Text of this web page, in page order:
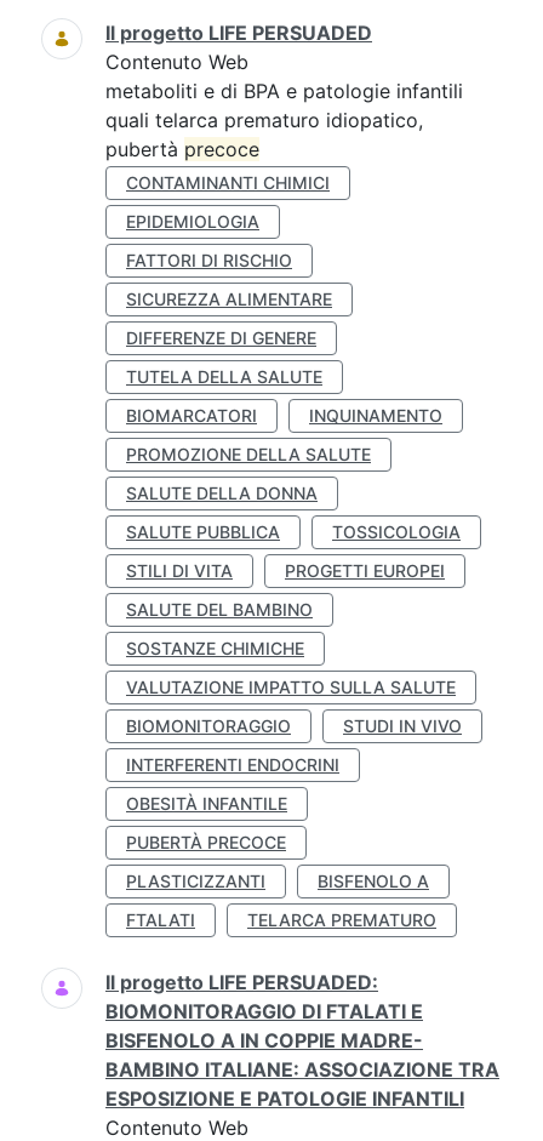
Ricerca
Il progetto LIFE PERSUADED
Contenuto Web
metaboliti e di BPA e patologie infantili
quali telarca prematuro idiopatico,
pubertà precoce
CONTAMINANTI CHIMICI
EPIDEMIOLOGIA
FATTORI DI RISCHIO
SICUREZZA ALIMENTARE
DIFFERENZE DI GENERE
TUTELA DELLA SALUTE
BIOMARCATORI
INQUINAMENTO
PROMOZIONE DELLA SALUTE
SALUTE DELLA DONNA
SALUTE PUBBLICA
TOSSICOLOGIA
STILI DI VITA
PROGETTI EUROPEI
SALUTE DEL BAMBINO
SOSTANZE CHIMICHE
VALUTAZIONE IMPATTO SULLA SALUTE
BIOMONITORAGGIO
STUDI IN VIVO
INTERFERENTI ENDOCRINI
OBESITÀ INFANTILE
PUBERTÀ PRECOCE
PLASTICIZZANTI
BISFENOLO A
FTALATI
TELARCA PREMATURO
Il progetto LIFE PERSUADED:
BIOMONITORAGGIO DI FTALATI E
BISFENOLO A IN COPPIE MADRE-
BAMBINO ITALIANE: ASSOCIAZIONE TRA
ESPOSIZIONE E PATOLOGIE INFANTILI
Contenuto Web